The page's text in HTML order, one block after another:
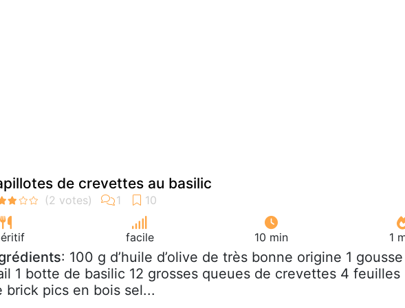
de crevettes au basilic
facile 10 min 1
: 100 g d’huile d’olive de très bonne origine 1 gousse
1 botte de basilic 12 grosses queues de crevettes 4 feuilles
brick pics en bois sel...